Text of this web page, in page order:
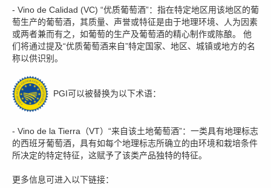
- Vino de Calidad (VC) “优质葡萄酒”：指在特定地区用该地区的葡
萄生产的葡萄酒，其质量、声誉或特征是由于地理环境、人为因素
或两者兼而有之，如葡萄的生产及葡萄酒的精心制作或陈酿。 他
们将通过提及“优质葡萄酒来自”特定国家、地区、城镇或地方的名
称以供识别。
PGI可以被替换为以下术语：
- Vino de la Tierra（VT）“来自该土地葡萄酒”：一类具有地理标志
的西班牙葡萄酒，具有如每个地理标志所确立的由环境和栽培条件
所决定的特定特征，这赋予了该类产品独特的特征。
更多信息可进入以下链接：